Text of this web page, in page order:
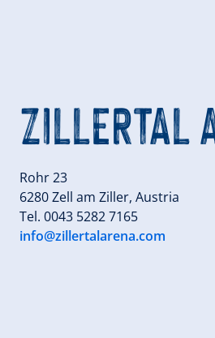
ZILLERTAL
Rohr 23
6280 Zell am Ziller, Austria
Tel. 0043 5282 7165
info@zillertalarena.com